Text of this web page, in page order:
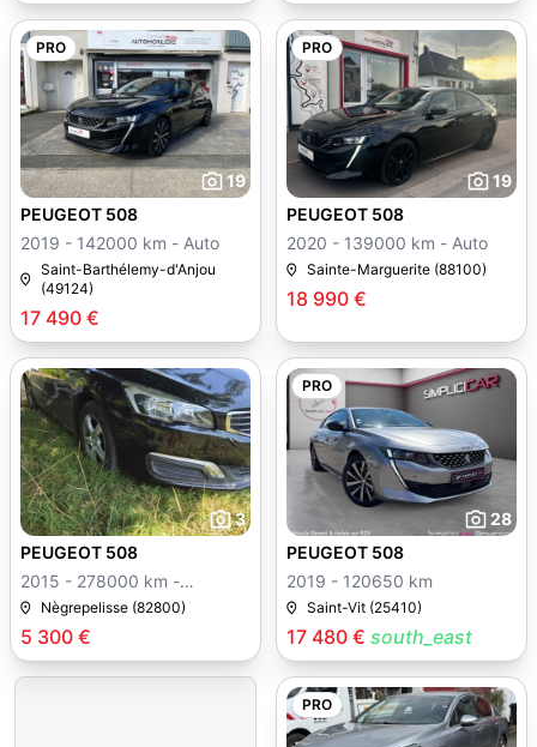
PRO
19
17 490 €
PEUGEOT 508
2019 - 142000 km - Auto
Saint-Barthélemy-d'Anjou
(49124)
PRO
19
18 990 €
PEUGEOT 508
2020 - 139000 km - Auto
Sainte-Marguerite (88100)
3
5 300 €
PEUGEOT 508
2015 - 278000 km -
Manuelle
Nègrepelisse (82800)
PRO
28
17 480 € south_east
PEUGEOT 508
2019 - 120650 km
Saint-Vit (25410)
PRO